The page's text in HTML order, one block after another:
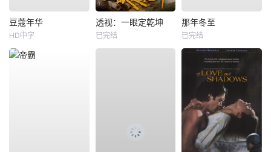
豆蔻年华
HD中字
透视：一眼定乾坤
已完结
那年冬至
已完结